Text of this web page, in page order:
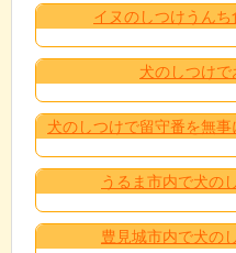
イヌのしつけうん
犬のしつけ
犬のしつけで留守番を無
うるま市内で犬の
豊見城市内で犬の